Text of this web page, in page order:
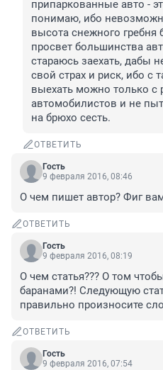
припаркованные авто -
понимаю, ибо
высота снежного
просвет большинства
стараюсь заехать, дабы
свой страх и риск, ибо с
выехать можно только с
автомобилистов и не
на брюхо сесть.
ОТВЕТИТЬ
Гость
9 февраля 2016, 08:46
О чем пишет автор? Фиг
ОТВЕТИТЬ
Гость
9 февраля 2016, 08:19
О чем статья??? О том
баранами?! Следующую
правильно произносите
ОТВЕТИТЬ
Гость
9 февраля 2016, 07:54